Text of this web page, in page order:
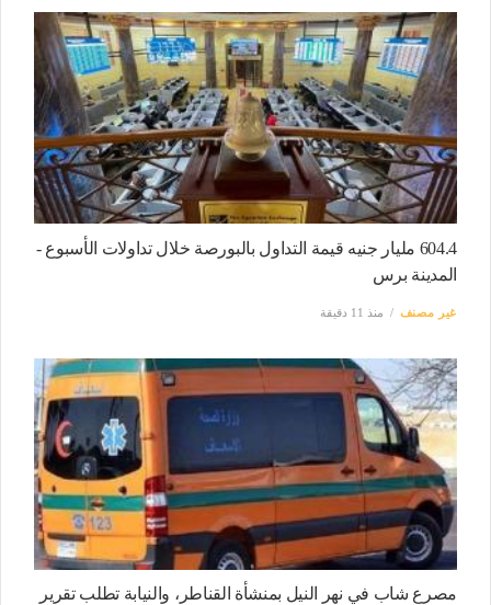
604.4 مليار جنيه قيمة التداول بالبورصة خلال تداولات الأسبوع -
المدينة برس
غير مصنف منذ 11 دقيقة
مصرع شاب في نهر النيل بمنشأة القناطر، والنيابة تطلب تقرير